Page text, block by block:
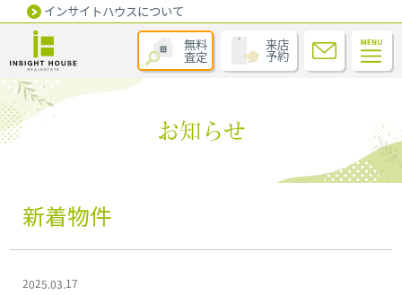
無料
査定
来店
予約
インサイトハウスについて
お知らせ
新着物件
2025.03.17